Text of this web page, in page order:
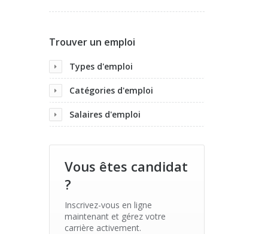
Trouver un emploi
Types d'emploi
Catégories d'emploi
Salaires d'emploi
Vous êtes candidat
?
Inscrivez-vous en ligne
maintenant et gérez votre
carrière activement.